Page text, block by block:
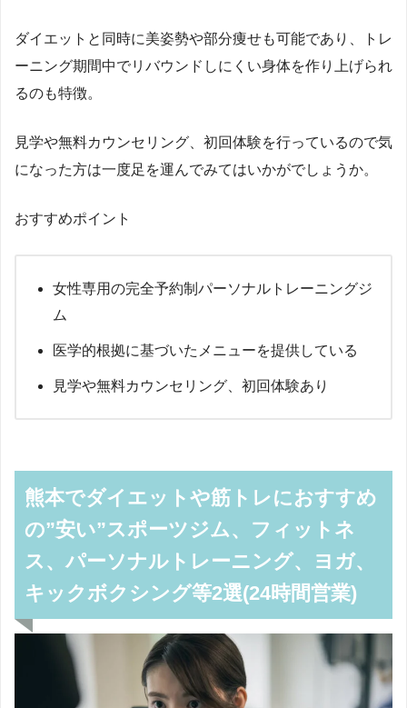
ダイエットと同時に美姿勢や部分痩せも可能であり、トレ
ーニング期間中でリバウンドしにくい身体を作り上げられ
るのも特徴。
見学や無料カウンセリング、初回体験を行っているので気
になった方は一度足を運んでみてはいかがでしょうか。
おすすめポイント
女性専用の完全予約制パーソナルトレーニングジ
ム
医学的根拠に基づいたメニューを提供している
見学や無料カウンセリング、初回体験あり
熊本でダイエットや筋トレにおすすめ
の”安い”スポーツジム、フィットネ
ス、パーソナルトレーニング、ヨガ、
キックボクシング等2選(24時間営業)